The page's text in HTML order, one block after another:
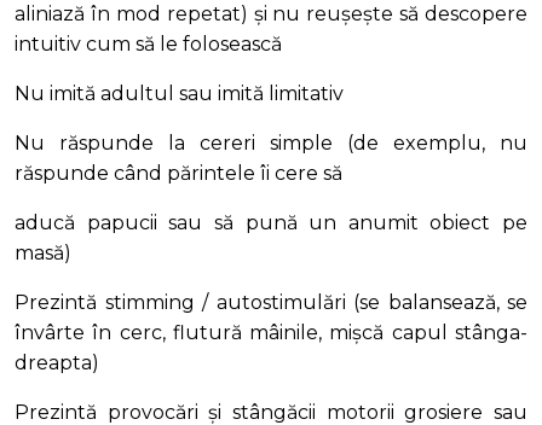
aliniază în mod repetat) și nu reușește să descopere
intuitiv cum să le folosească
Nu imită adultul sau imită limitativ
Nu răspunde la cereri simple (de exemplu, nu
răspunde când părintele îi cere să
aducă papucii sau să pună un anumit obiect pe
masă)
Prezintă stimming / autostimulări (se balansează, se
învârte în cerc, flutură mâinile, mișcă capul stânga-
dreapta)
Prezintă provocări și stângăcii motorii grosiere sau